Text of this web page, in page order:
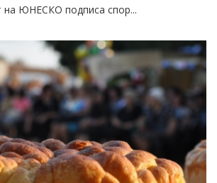
на ЮНЕСКО подписа спор...